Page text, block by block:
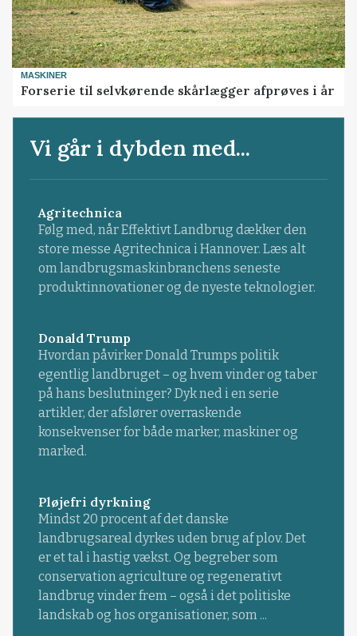
MASKINER
Forserie til selvkørende skårlægger afprøves i år
Vi går i dybden med...
Agritechnica
Følg med, når Effektivt Landbrug dækker den
store messe Agritechnica i Hannover. Læs alt
om landbrugsmaskinbranchens seneste
produktinnovationer og de nyeste teknologier.
Donald Trump
Hvordan påvirker Donald Trumps politik
egentlig landbruget – og hvem vinder og taber
på hans beslutninger? Dyk ned i en serie
artikler, der afslører overraskende
konsekvenser for både marker, maskiner og
marked.
Pløjefri dyrkning
Mindst 20 procent af det danske
landbrugsareal dyrkes uden brug af plov. Det
er et tal i hastig vækst. Og begreber som
conservation agriculture og regenerativt
landbrug vinder frem – også i det politiske
landskab og hos organisationer, som ...